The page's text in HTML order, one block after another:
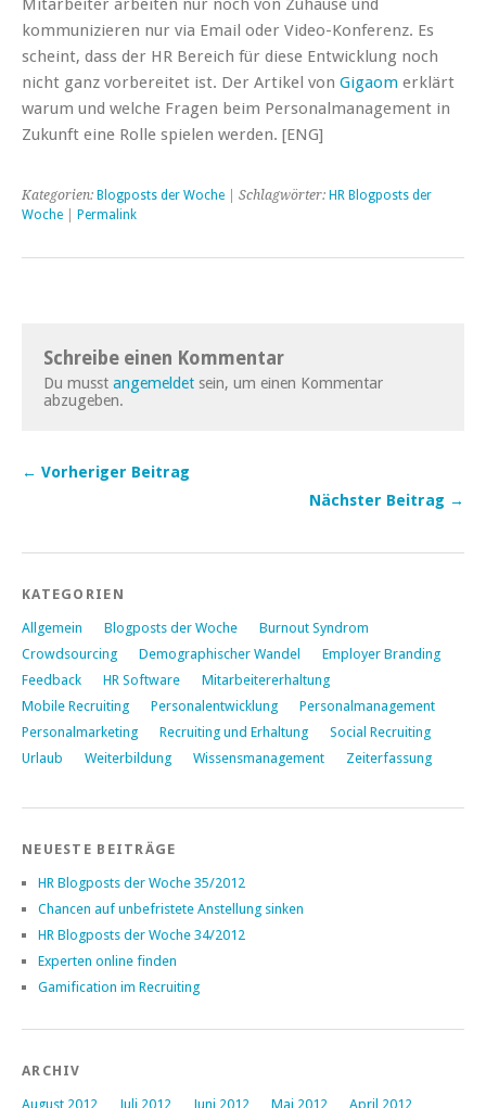
kommunizieren nur via Email oder Video-Konferenz. Es
scheint, dass der HR Bereich für diese Entwicklung noch
nicht ganz vorbereitet ist. Der Artikel von Gigaom erklärt
warum und welche Fragen beim Personalmanagement in
Zukunft eine Rolle spielen werden. [ENG]
Kategorien: Blogposts der Woche | Schlagwörter: HR Blogposts der
Woche
Permalink
Schreibe einen Kommentar
Du musst angemeldet sein, um einen Kommentar
abzugeben.
← Vorheriger Beitrag
Nächster Beitrag →
KATEGORIEN
Allgemein Blogposts der Woche
Burnout Syndrom
Crowdsourcing
Demographischer Wandel
Employer Branding
Feedback
HR Software
Mitarbeitererhaltung
Mobile Recruiting
Personalentwicklung
Personalmanagement
Personalmarketing
Recruiting und Erhaltung
Social Recruiting
Urlaub
Weiterbildung Wissensmanagement Zeiterfassung
NEUESTE BEITRÄGE
HR Blogposts der Woche 35/2012
Chancen auf unbefristete Anstellung sinken
HR Blogposts der Woche 34/2012
Experten online finden
Gamification im Recruiting
ARCHIV
August 2012 Juli 2012 Juni 2012 Mai 2012 April 2012